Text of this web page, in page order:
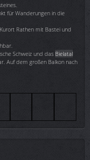
für Wanderungen in die
Rathen mit Bastei und
Schweiz und das Bielatal
Auf dem großen Balkon nach